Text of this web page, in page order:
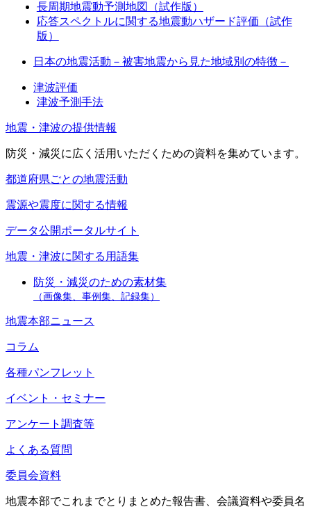
長周期地震動予測地図（試作版）
応答スペクトルに関する地震動ハザード評価（試作
版）
日本の地震活動－被害地震から見た地域別の特徴－
津波評価
津波予測手法
地震・津波の提供情報
防災・減災に広く活用いただくための資料を集めています。
都道府県ごとの地震活動
震源や震度に関する情報
データ公開ポータルサイト
地震・津波に関する用語集
防災・減災のための素材集
（画像集、事例集、記録集）
地震本部ニュース
コラム
各種パンフレット
イベント・セミナー
アンケート調査等
よくある質問
委員会資料
地震本部でこれまでとりまとめた報告書、会議資料や委員名